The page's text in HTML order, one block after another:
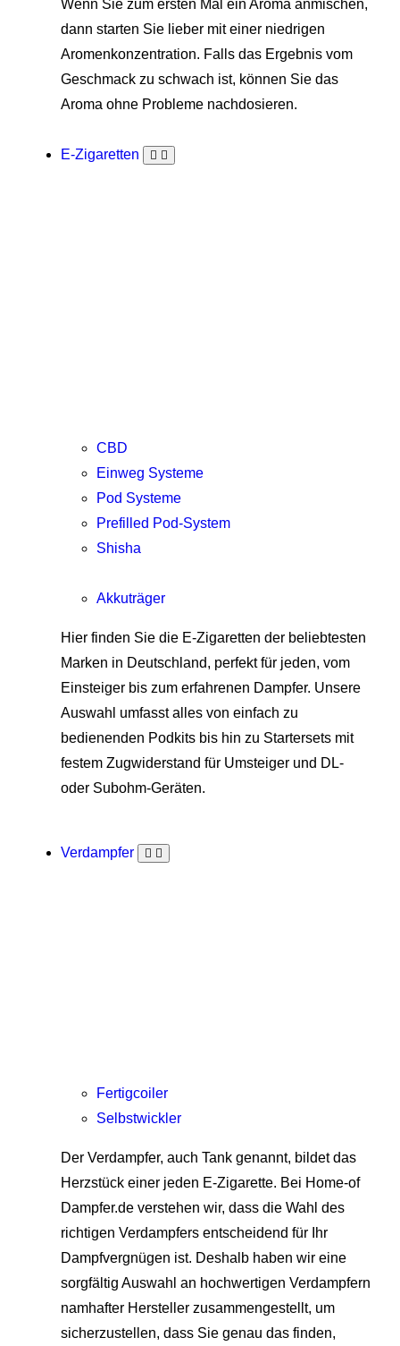
Wenn Sie zum ersten Mal ein Aroma anmischen,
dann starten Sie lieber mit einer niedrigen
Aromenkonzentration. Falls das Ergebnis vom
Geschmack zu schwach ist, können Sie das
Aroma ohne Probleme nachdosieren.
E-Zigaretten
CBD
Einweg Systeme
Pod Systeme
Prefilled Pod-System
Shisha
Akkuträger
Hier finden Sie die E-Zigaretten der beliebtesten
Marken in Deutschland, perfekt für jeden, vom
Einsteiger bis zum erfahrenen Dampfer. Unsere
Auswahl umfasst alles von einfach zu
bedienenden Podkits bis hin zu Startersets mit
festem Zugwiderstand für Umsteiger und DL-
oder Subohm-Geräten.
Verdampfer
Fertigcoiler
Selbstwickler
Der Verdampfer, auch Tank genannt, bildet das
Herzstück einer jeden E-Zigarette. Bei Home-of
Dampfer.de verstehen wir, dass die Wahl des
richtigen Verdampfers entscheidend für Ihr
Dampfvergnügen ist. Deshalb haben wir eine
sorgfältig Auswahl an hochwertigen Verdampfern
namhafter Hersteller zusammengestellt, um
sicherzustellen, dass Sie genau das finden,